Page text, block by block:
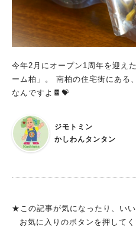
今年2月にオープン1周年を迎え
ーム柏」。 南柏の住宅街にある
なんですよ🍫💝
ジモトミン
かしわんタンタン
★この記事が気になったり、い
お気に入りのボタンを押してく